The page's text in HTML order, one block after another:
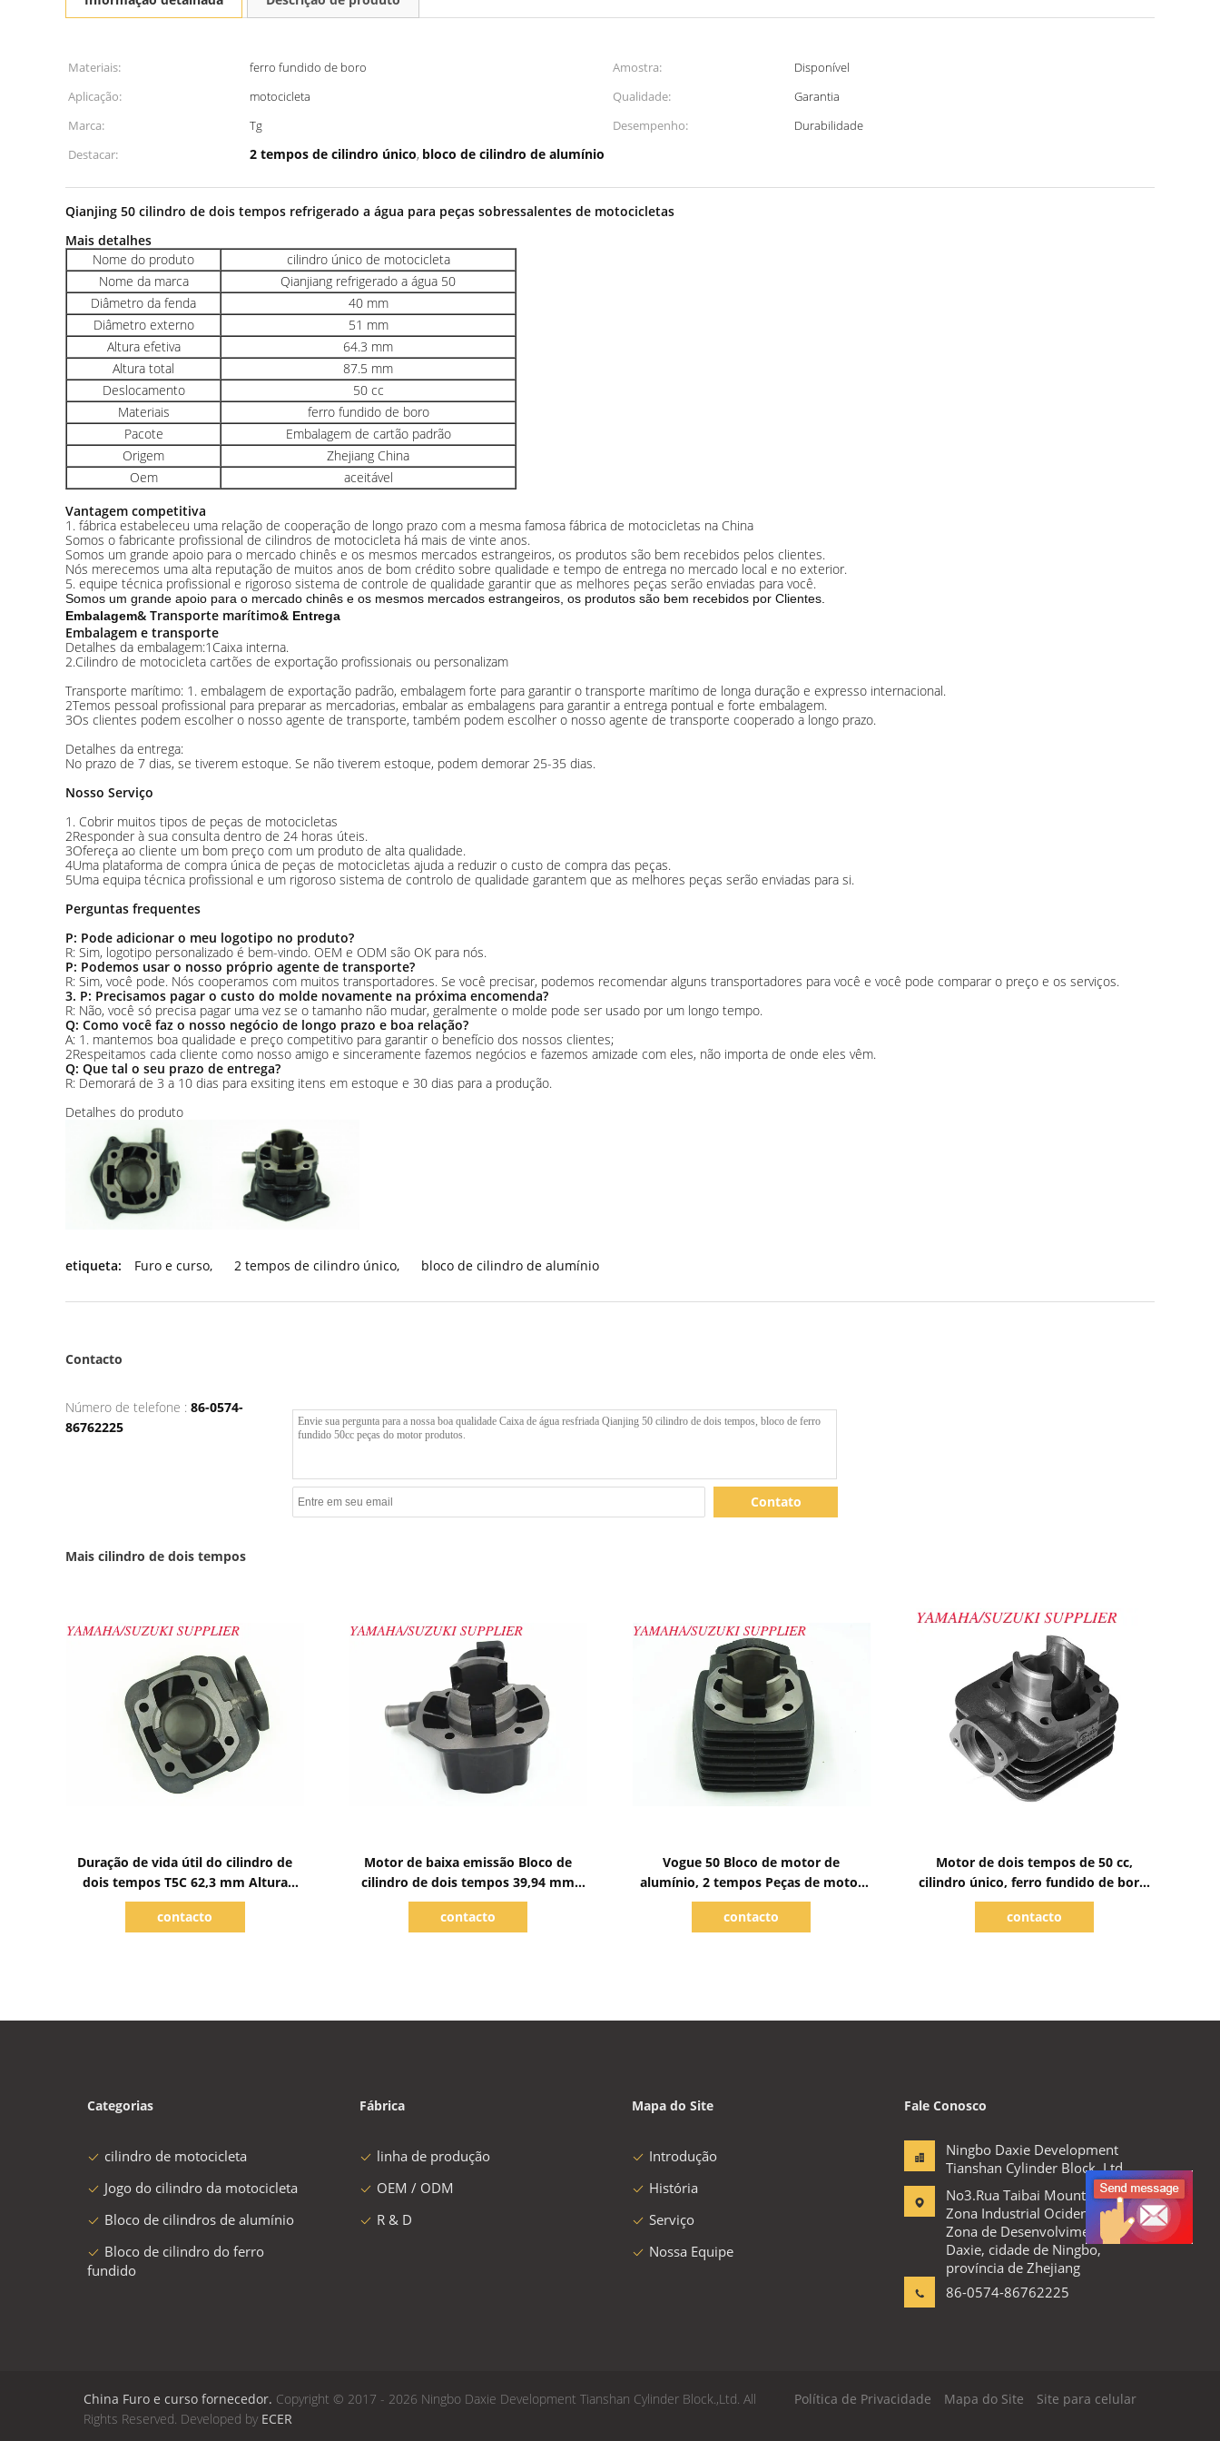
Materiais: ferro fundido de boro Amostra:
Disponível
Aplicação:
motocicleta Qualidade:
Garantia
Marca:
Tg Desempenho:
Durabilidade
Destacar:
2 tempos de cilindro único, bloco de cilindro de alumínio
Qianjing 50 cilindro de dois tempos refrigerado a água para peças sobressalentes de motocicletas
Mais detalhes
Nome do produto
cilindro único de motocicleta
Nome da marca
Qianjiang refrigerado a água 50
Diâmetro da fenda
40 mm
Diâmetro externo
51 mm
Altura efetiva
64.3 mm
Altura total
87.5 mm
Deslocamento
50 cc
Materiais
ferro fundido de boro
Pacote
Embalagem de cartão padrão
Origem
Zhejiang China
Oem
aceitável
Vantagem competitiva
1. fábrica estabeleceu uma relação de cooperação de longo prazo com a mesma famosa fábrica de motocicletas na China
Somos o fabricante profissional de cilindros de motocicleta há mais de vinte anos.
Somos um grande apoio para o mercado chinês e os mesmos mercados estrangeiros, os produtos são bem recebidos pelos clientes.
Nós merecemos uma alta reputação de muitos anos de bom crédito sobre qualidade e tempo de entrega no mercado local e no exterior.
5. equipe técnica profissional e rigoroso sistema de controle de qualidade garantir que as melhores peças serão enviadas para você.
Somos um grande apoio para o mercado chinês e os mesmos mercados estrangeiros, os produtos são bem recebidos por Clientes.
Embalagem& Transporte marítimo& Entrega
Embalagem e transporte
Detalhes da embalagem:1Caixa interna.
2.Cilindro de motocicleta cartões de exportação profissionais ou personalizam
Transporte marítimo: 1. embalagem de exportação padrão, embalagem forte para garantir o transporte marítimo de longa duração e expresso internacional.
2Temos pessoal profissional para preparar as mercadorias, embalar as embalagens para garantir a entrega pontual e forte embalagem.
3Os clientes podem escolher o nosso agente de transporte, também podem escolher o nosso agente de transporte cooperado a longo prazo.
Detalhes da entrega:
No prazo de 7 dias, se tiverem estoque. Se não tiverem estoque, podem demorar 25-35 dias.
Nosso Serviço
1. Cobrir muitos tipos de peças de motocicletas
2Responder à sua consulta dentro de 24 horas úteis.
3Ofereça ao cliente um bom preço com um produto de alta qualidade.
4Uma plataforma de compra única de peças de motocicletas ajuda a reduzir o custo de compra das peças.
5Uma equipa técnica profissional e um rigoroso sistema de controlo de qualidade garantem que as melhores peças serão enviadas para si.
Perguntas frequentes
P: Pode adicionar o meu logotipo no produto?
R: Sim, logotipo personalizado é bem-vindo. OEM e ODM são OK para nós.
P: Podemos usar o nosso próprio agente de transporte?
R: Sim, você pode. Nós cooperamos com muitos transportadores. Se você precisar, podemos recomendar alguns transportadores para você e você pode comparar o preço e os serviços.
3. P: Precisamos pagar o custo do molde novamente na próxima encomenda?
R: Não, você só precisa pagar uma vez se o tamanho não mudar, geralmente o molde pode ser usado por um longo tempo.
Q: Como você faz o nosso negócio de longo prazo e boa relação?
A: 1. mantemos boa qualidade e preço competitivo para garantir o benefício dos nossos clientes;
2Respeitamos cada cliente como nosso amigo e sinceramente fazemos negócios e fazemos amizade com eles, não importa de onde eles vêm.
Q: Que tal o seu prazo de entrega?
R: Demorará de 3 a 10 dias para exsiting itens em estoque e 30 dias para a produção.
Detalhes do produto
etiqueta: Furo e curso, 2 tempos de cilindro único, bloco de cilindro de alumínio
Contacto
Número de telefone : 86-0574-
86762225
Contato
Mais cilindro de dois tempos
Duração de vida útil do cilindro de
dois tempos T5C 62,3 mm Altura
válida para peças Sym
contacto
Motor de baixa emissão Bloco de
cilindro de dois tempos 39,94 mm
Diâmetro de furo, 54,8 mm Diâmetro
externo
contacto
Vogue 50 Bloco de motor de
alumínio, 2 tempos Peças de motor
de cilindro único
contacto
Motor de dois tempos de 50 cc,
cilindro único, ferro fundido de boro,
bloco de motor de ferro, KEB 7.
contacto
Categorias
cilindro de motocicleta
Jogo do cilindro da motocicleta
Bloco de cilindros de alumínio
Bloco de cilindro do ferro
fundido
Fábrica
linha de produção
OEM / ODM
R & D
Mapa do Site
Introdução
História
Serviço
Nossa Equipe
Fale Conosco
Ningbo Daxie Development
Tianshan Cylinder Block.,Ltd
No3.Rua Taibai Mountain,
Zona Industrial Ocidental,
Zona de Desenvolvimento
Daxie, cidade de Ningbo,
província de Zhejiang
86-0574-86762225
Política de Privacidade Mapa do Site Site para celular
China Furo e curso fornecedor. Copyright © 2017 - 2026 Ningbo Daxie Development Tianshan Cylinder Block.,Ltd. All
Rights Reserved. Developed by ECER